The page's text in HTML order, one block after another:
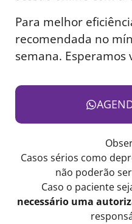
Para melhor
recomendada no
semana. Esperamos
Casos sérios como
não poderão
Caso o paciente
necessário uma